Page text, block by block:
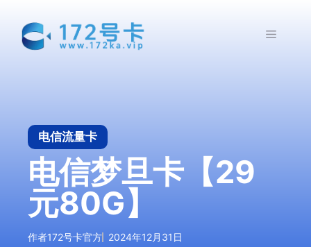
菜
电信流量卡
电信梦旦卡【29
元80G】
作者172号卡官方 2024年12月31日